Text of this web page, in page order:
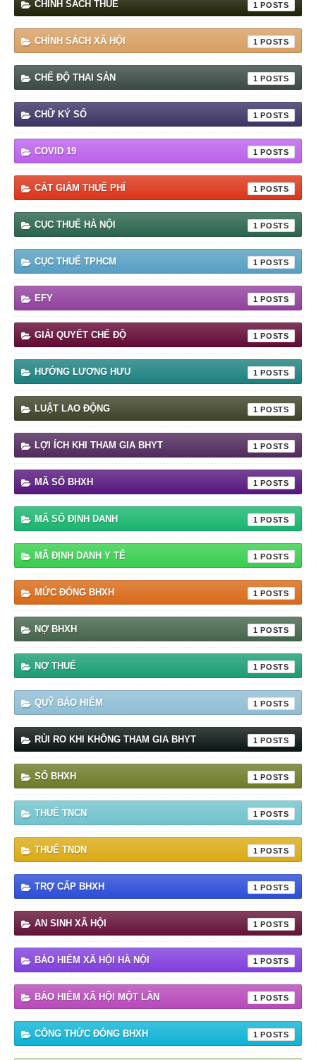
CHÍNH SÁCH THUẾ 1
CHÍNH SÁCH XÃ HỘI 1
CHẾ ĐỘ THAI SẢN 1
CHỮ KÝ SỐ 1
COVID 19 1
CẮT GIẢM THUẾ PHÍ 1
CỤC THUẾ HÀ NỘI 1
CỤC THUẾ TPHCM 1
EFY 1
GIẢI QUYẾT CHẾ ĐỘ 1
HƯỞNG LƯƠNG HƯU 1
LUẬT LAO ĐỘNG 1
LỢI ÍCH KHI THAM GIA BHYT 1
MÃ SỐ BHXH 1
MÃ SỐ ĐỊNH DANH 1
MÃ ĐỊNH DANH Y TẾ 1
MỨC ĐÓNG BHXH 1
NỢ BHXH 1
NỢ THUẾ 1
QUỸ BẢO HIỂM 1
RỦI RO KHI KHÔNG THAM GIA BHYT 1
SỔ BHXH 1
THUẾ TNCN 1
THUẾ TNDN 1
TRỢ CẤP BHXH 1
AN SINH XÃ HỘI 1
BẢO HIỂM XÃ HỘI HÀ NỘI 1
BẢO HIỂM XÃ HỘI MỘT LẦN 1
CÔNG THỨC ĐÓNG BHXH 1